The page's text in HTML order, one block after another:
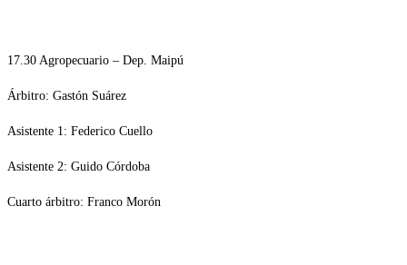
17.30 Agropecuario – Dep. Maipú
Árbitro: Gastón Suárez
Asistente 1: Federico Cuello
Asistente 2: Guido Córdoba
Cuarto árbitro: Franco Morón